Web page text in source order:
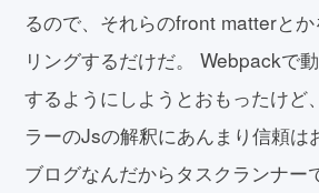
るので、それらのfront matterと
リングするだけだ。 Webpackで
するようにしようとおもったけど
ラーのJsの解釈にあんまり信頼は
ブログなんだからタスクランナー